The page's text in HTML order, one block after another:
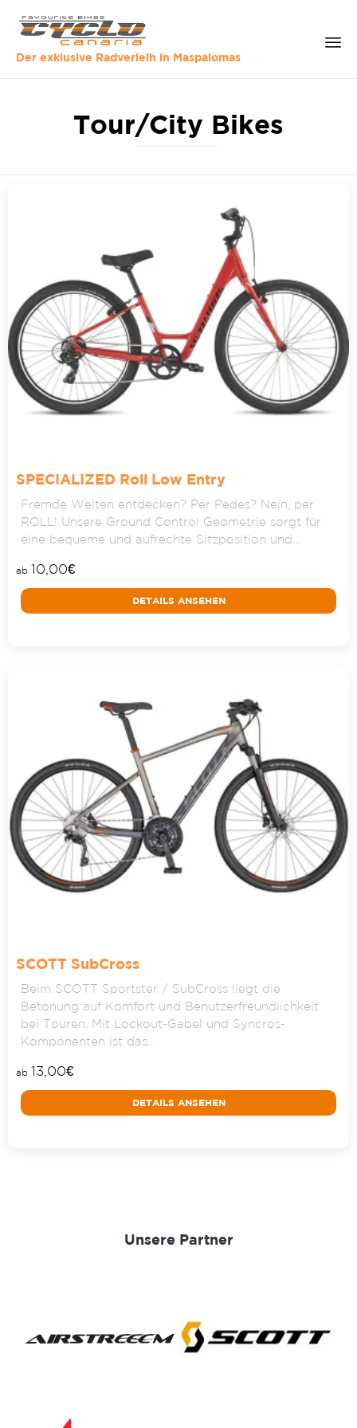
Der exklusive Radverleih in Maspalomas
Tour/City Bikes
SPECIALIZED Roll Low Entry
Fremde Welten entdecken? Per Pedes? Nein, per
ROLL! Unsere Ground Control Geometrie sorgt für
eine bequeme und aufrechte Sitzposition und…
ab 10,00€
DETAILS ANSEHEN
SCOTT SubCross
Beim SCOTT Sportster / SubCross liegt die
Betonung auf Komfort und Benutzerfreundlichkeit
bei Touren. Mit Lockout-Gabel und Syncros-
Komponenten ist das…
ab 13,00€
DETAILS ANSEHEN
Unsere Partner